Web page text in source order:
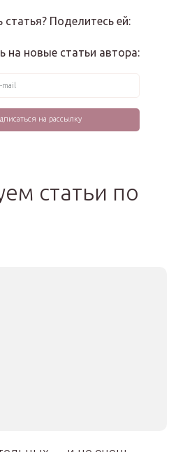
статья? Поделитесь ей:
на новые статьи автора:
статьи по